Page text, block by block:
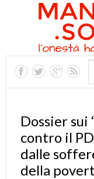
Dossier sui
contro il
dalle
della